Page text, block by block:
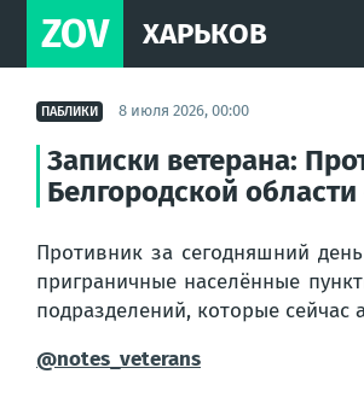
ZOV ХАРЬКОВ
ПАБЛИКИ 8 июля 2026, 00:00
Записки ветерана:
Белгородской
Противник за сегодняшний
приграничные населённые
подразделений, которые сейчас
@notes_veterans